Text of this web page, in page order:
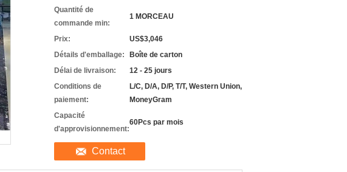
Quantité de
commande min:
1 MORCEAU
Prix:
US$3,046
Détails d'emballage:
Boîte de carton
Délai de livraison:
12 - 25 jours
Conditions de
paiement:
L/C, D/A, D/P, T/T, Western Union,
MoneyGram
Capacité
d'approvisionnement:
60Pcs par mois
Contact